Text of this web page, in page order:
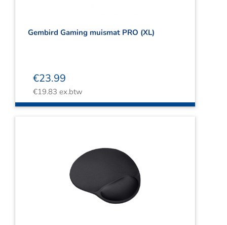
Gembird Gaming muismat PRO (XL)
€23.99
€19.83 ex.btw